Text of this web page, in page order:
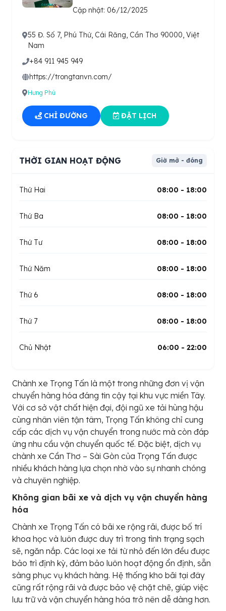
Cập nhật: 06/12/2025
55 Đ. Số 7, Phú Thứ, Cái Răng, Cần Thơ 90000, Việt
Nam
+84 911 945 949
https://trongtanvn.com/
Hưng Phú
CHỈ ĐƯỜNG ĐẶT LỊCH
THỜI GIAN HOẠT ĐỘNG Giờ mở - đóng
Thứ Hai 08:00 - 18:00
Thứ Ba 08:00 - 18:00
Thứ Tư 08:00 - 18:00
Thứ Năm 08:00 - 18:00
Thứ 6 08:00 - 18:00
Thứ 7 08:00 - 18:00
Chủ Nhật 06:00 - 22:00
Chành xe Trọng Tấn là một trong những đơn vị vận
chuyển hàng hóa đáng tin cậy tại khu vực miền Tây.
Với cơ sở vật chất hiện đại, đội ngũ xe tải hùng hậu
cùng nhân viên tận tâm, Trọng Tấn không chỉ cung
cấp các dịch vụ vận chuyển trong nước mà còn đáp
ứng nhu cầu vận chuyển quốc tế. Đặc biệt, dịch vụ
chành xe Cần Thơ – Sài Gòn của Trọng Tấn được
nhiều khách hàng lựa chọn nhờ vào sự nhanh chóng
và chuyên nghiệp.
Không gian bãi xe và dịch vụ vận chuyển hàng
hóa
Chành xe Trọng Tấn có bãi xe rộng rãi, được bố trí
khoa học và luôn được duy trì trong tình trạng sạch
sẽ, ngăn nắp. Các loại xe tải từ nhỏ đến lớn đều được
bảo trì định kỳ, đảm bảo luôn hoạt động ổn định, sẵn
sàng phục vụ khách hàng. Hệ thống kho bãi tại đây
cũng rất rộng rãi và được bảo vệ chặt chẽ, giúp việc
lưu trữ và vận chuyển hàng hóa trở nên dễ dàng hơn.